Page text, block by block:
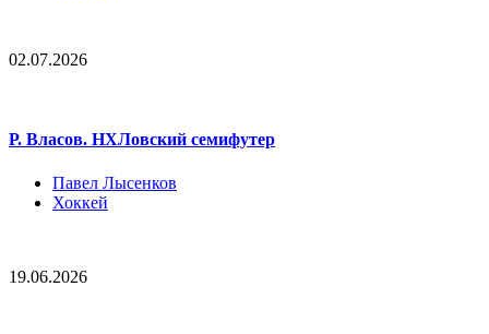
02.07.2026
Р. Власов. НХЛовский семифутер
Павел Лысенков
Хоккей
19.06.2026